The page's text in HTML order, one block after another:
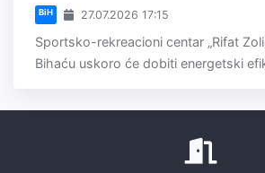
BiH 27.07.2026 17:15
Sportsko-rekreacioni centar „Rifat
Bihaću uskoro će dobiti energetski